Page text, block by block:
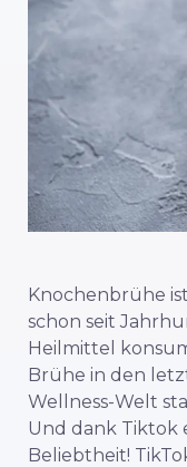
Knochenbrühe
schon seit
Heilmittel
Brühe in den
Wellness-Welt
Und dank Tiktok
Beliebtheit!